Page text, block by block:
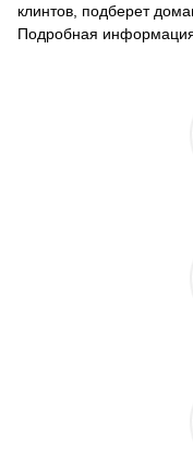
клинтов, подберет
Подробная